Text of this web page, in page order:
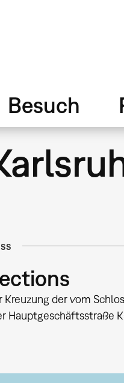
Besuch
Kreuzung der vom
Hauptgeschäftsstraße